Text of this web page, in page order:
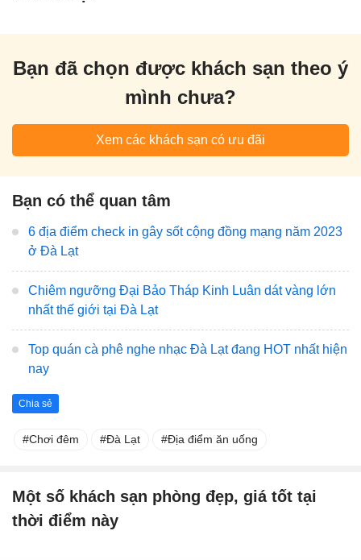
Bạn đã chọn được khách sạn theo ý
mình chưa?
Xem các khách sạn có ưu đãi
Bạn có thể quan tâm
6 địa điểm check in gây sốt cộng đồng mạng năm 2023
ở Đà Lạt
Chiêm ngưỡng Đại Bảo Tháp Kinh Luân dát vàng lớn
nhất thế giới tại Đà Lạt
Top quán cà phê nghe nhạc Đà Lạt đang HOT nhất hiện
nay
Chia sẻ
Chơi đêm Đà Lạt Địa điểm ăn uống
Một số khách sạn phòng đẹp, giá tốt tại
thời điểm này